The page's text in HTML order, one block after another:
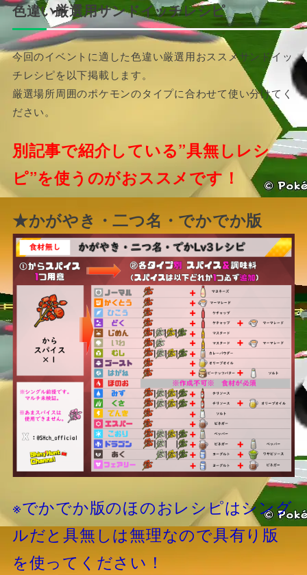
色違い厳選用サンドイッチレシピ
今回のイベントに適した色違い厳選用おススメサンドイッ
チレシピを以下掲載します。
厳選場所周囲のポケモンのタイプに合わせて使い分けてく
ださい。
別記事で紹介している”具無しレシ
ピ”を使うのがおススメです！
★かがやき・二つ名・でかでか版
※でかでか版のほのおレシピはシング
ルだと具無しは無理なので具有り版
を使ってください！